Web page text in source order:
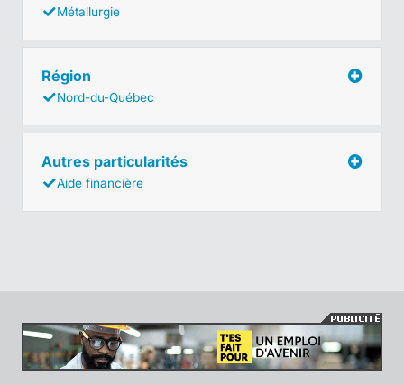
Métallurgie
Région
Nord-du-Québec
Autres particularités
Aide financière